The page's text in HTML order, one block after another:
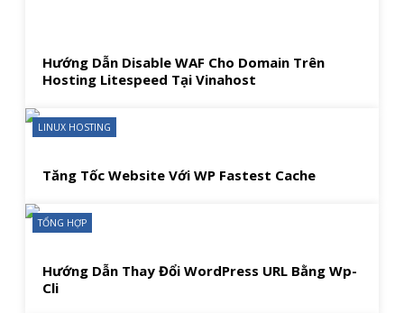
Hướng Dẫn Disable WAF Cho Domain Trên
Hosting Litespeed Tại Vinahost
LINUX HOSTING
Tăng Tốc Website Với WP Fastest Cache
TỔNG HỢP
Hướng Dẫn Thay Đổi WordPress URL Bằng Wp-
Cli